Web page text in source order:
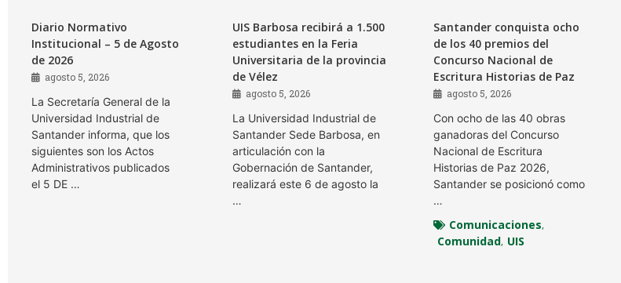
Diario Normativo
Institucional – 5 de Agosto
de 2026
agosto 5, 2026
La Secretaría General de la
Universidad Industrial de
Santander informa, que los
siguientes son los Actos
Administrativos publicados
el 5 DE …
UIS Barbosa recibirá a 1.500
estudiantes en la Feria
Universitaria de la provincia
de Vélez
agosto 5, 2026
La Universidad Industrial de
Santander Sede Barbosa, en
articulación con la
Gobernación de Santander,
realizará este 6 de agosto la
…
Santander conquista ocho
de los 40 premios del
Concurso Nacional de
Escritura Historias de Paz
agosto 5, 2026
Con ocho de las 40 obras
ganadoras del Concurso
Nacional de Escritura
Historias de Paz 2026,
Santander se posicionó como
…
Comunicaciones,
Comunidad, UIS